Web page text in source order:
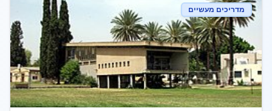
מדריכים מעשיים